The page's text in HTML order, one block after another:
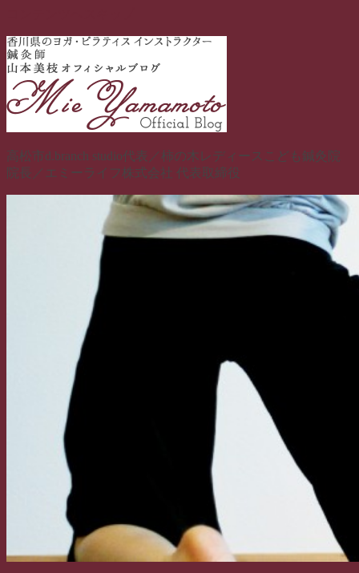
高松市d.branch studio代表／柿の木レディースこども鍼灸院
院長／エミーライフ株式会社 代表取締役